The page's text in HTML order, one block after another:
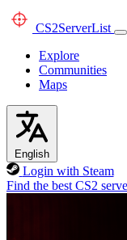
CS2ServerList
Explore
Communities
Maps
English
Login with Steam
Find the best CS2